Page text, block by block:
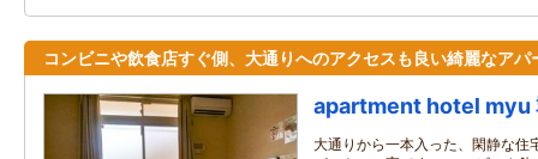
コンビニや飲食店すぐ側、大通りへのアクセスも良い綺麗なアパ
apartment hotel myu
大通りから一本入った、閑静な住